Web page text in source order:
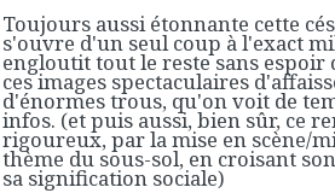
Toujours aussi étonnante cette
s'ouvre d'un seul coup à l'exact
engloutit tout le reste sans espoir
ces images spectaculaires
d'énormes trous, qu'on voit de
infos. (et puis aussi, bien sûr, ce
rigoureux, par la mise en scène/
thème du sous-sol, en croisant
sa signification sociale)